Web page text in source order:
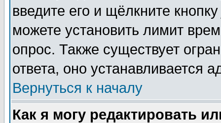
введите его и щёлкните
можете установить лимит
опрос. Также существует
ответа, оно устанавливается
Вернуться к началу
Как я могу редактировать